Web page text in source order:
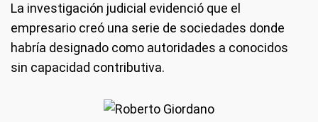
La investigación judicial evidenció que el
empresario creó una serie de sociedades donde
habría designado como autoridades a conocidos
sin capacidad contributiva.